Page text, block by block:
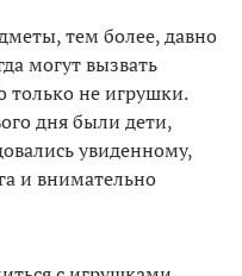
тем более, давно
могут вызвать
только не игрушки.
дня были дети,
увиденному,
и внимательно